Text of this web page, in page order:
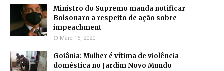
Ministro do Supremo manda notificar
Bolsonaro a respeito de ação sobre
impeachment
Maio 16, 2020
Goiânia: Mulher é vítima de violência
doméstica no Jardim Novo Mundo